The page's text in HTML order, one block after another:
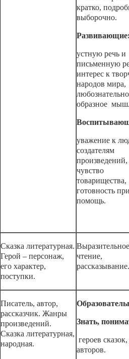
кратко,
выборочно.
устную речь и
письменную
интерес к
народов мира,
образное
уважение к
создателям
произведений,
чувство
товарищества,
готовность
помощь.
Сказка литературная.
Герой – персонаж,
его характер,
поступки.
Выразительное
чтение,
рассказывание.
Писатель, автор,
рассказчик. Жанры
произведений.
Сказка литературная,
народная.
Знать,
героев
авторов.